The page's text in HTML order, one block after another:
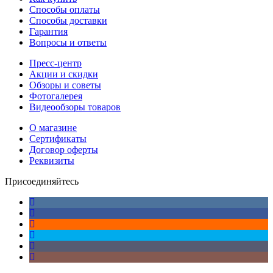
Способы оплаты
Способы доставки
Гарантия
Вопросы и ответы
Пресс-центр
Акции и скидки
Обзоры и советы
Фотогалерея
Видеообзоры товаров
О магазине
Сертификаты
Договор оферты
Реквизиты
Присоединяйтесь